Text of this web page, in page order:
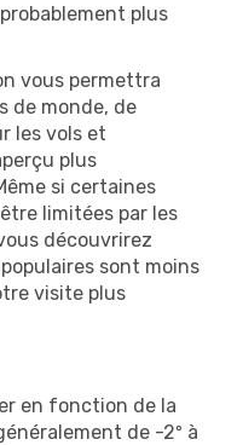
plus
vous permettra
de monde, de
les vols et
plus
si certaines
limitées par les
découvrirez
sont moins
visite plus
en fonction de la
de -2º à